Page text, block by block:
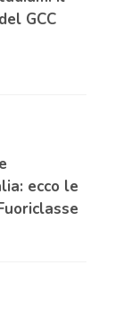
GCC
ecco le